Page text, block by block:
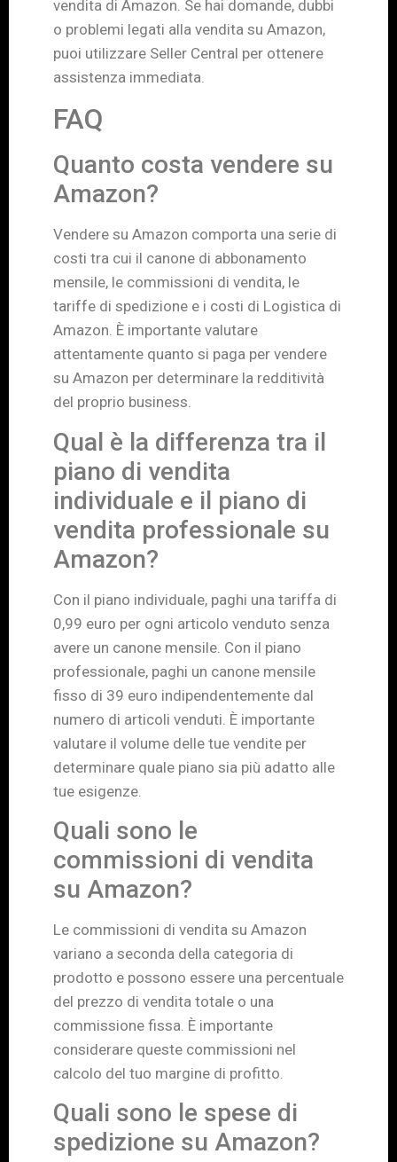
vendita di Amazon. Se hai domande, dubbi
o problemi legati alla vendita su Amazon,
puoi utilizzare Seller Central per ottenere
assistenza immediata.
FAQ
Quanto costa vendere su
Amazon?
Vendere su Amazon comporta una serie di
costi tra cui il canone di abbonamento
mensile, le commissioni di vendita, le
tariffe di spedizione e i costi di Logistica di
Amazon. È importante valutare
attentamente quanto si paga per vendere
su Amazon per determinare la redditività
del proprio business.
Qual è la differenza tra il
piano di vendita
individuale e il piano di
vendita professionale su
Amazon?
Con il piano individuale, paghi una tariffa di
0,99 euro per ogni articolo venduto senza
avere un canone mensile. Con il piano
professionale, paghi un canone mensile
fisso di 39 euro indipendentemente dal
numero di articoli venduti. È importante
valutare il volume delle tue vendite per
determinare quale piano sia più adatto alle
tue esigenze.
Quali sono le
commissioni di vendita
su Amazon?
Le commissioni di vendita su Amazon
variano a seconda della categoria di
prodotto e possono essere una percentuale
del prezzo di vendita totale o una
commissione fissa. È importante
considerare queste commissioni nel
calcolo del tuo margine di profitto.
Quali sono le spese di
spedizione su Amazon?